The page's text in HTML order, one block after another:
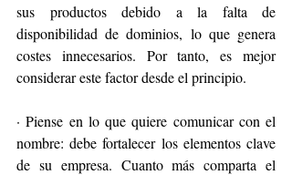
sus productos debido a la falta de
disponibilidad de dominios, lo que genera
costes innecesarios. Por tanto, es mejor
considerar este factor desde el principio.
· Piense en lo que quiere comunicar con el
nombre: debe fortalecer los elementos clave
de su empresa. Cuanto más comparta el